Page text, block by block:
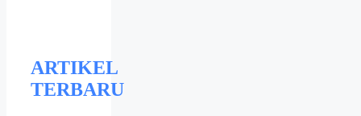
ARTIKEL
TERBARU